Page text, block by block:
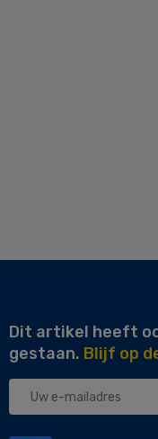
Dit artikel heeft
gestaan. Blijf op
Uw